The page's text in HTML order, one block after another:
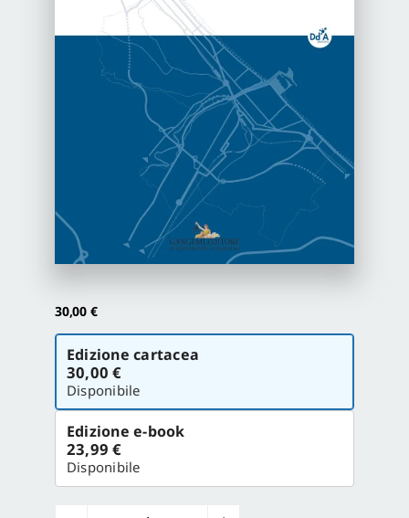
Proposte di pubblicazione
30,00 €
Scegli
versione
Edizione cartacea
30,00 €
Disponibile
Edizione e-book
23,99 €
Disponibile